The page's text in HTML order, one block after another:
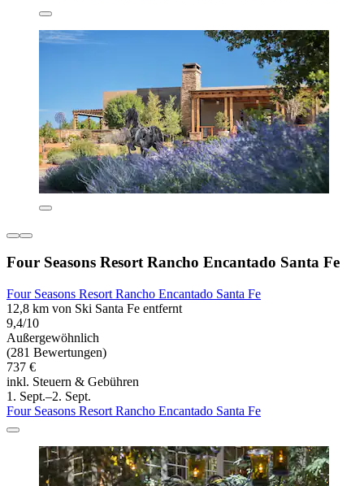
Four Seasons Resort Rancho Encantado Santa Fe
Four Seasons Resort Rancho Encantado Santa Fe
12,8 km von Ski Santa Fe entfernt
9,4/10
Außergewöhnlich
(281 Bewertungen)
737 €
inkl. Steuern & Gebühren
1. Sept.–2. Sept.
Four Seasons Resort Rancho Encantado Santa Fe